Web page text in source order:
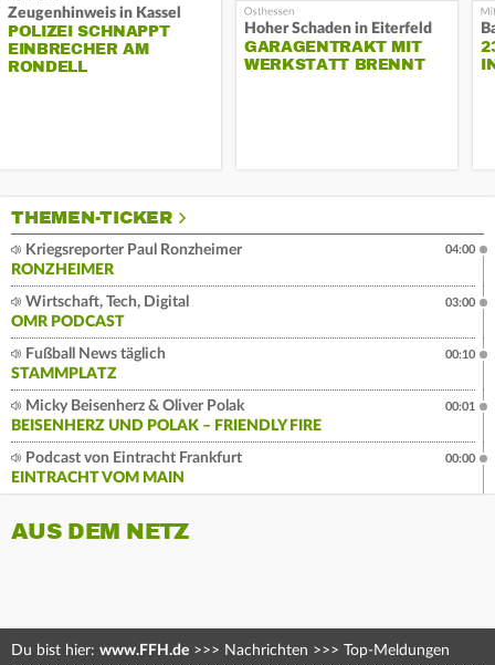
Zeugenhinweis in Kassel
POLIZEI SCHNAPPT
EINBRECHER AM
RONDELL
Hoher Schaden in Eiterfeld
GARAGENTRAKT MIT
WERKSTATT BRENNT
THEMEN-TICKER
Kriegsreporter Paul Ronzheimer
RONZHEIMER
04:00
Wirtschaft, Tech, Digital
OMR PODCAST
03:00
Fußball News täglich
STAMMPLATZ
00:10
Micky Beisenherz & Oliver Polak
BEISENHERZ UND POLAK – FRIENDLY FIRE
00:01
Podcast von Eintracht Frankfurt
EINTRACHT VOM MAIN
00:00
AUS DEM NETZ
Du bist hier: www.FFH.de >>> Nachrichten >>> Top-Meldungen